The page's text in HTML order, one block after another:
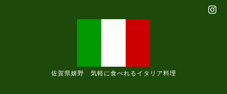
佐賀県嬉野 気軽に食べれるイタリア料理